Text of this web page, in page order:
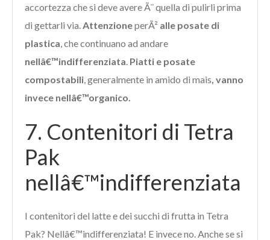
accortezza che si deve avere Ã¨ quella di pulirli prima
di gettarli via.AttenzioneperÃ² alle posate di
plastica, che continuano ad andare
nellâ€™indifferenziata. Piatti e posate
compostabili, generalmente in amido di mais, vanno
invece nellâ€™organico.
7. Contenitori di Tetra
Pak
nellâ€™indifferenziata
I contenitori del latte e dei succhi di frutta in Tetra
Pak? Nellâ€™indifferenziata! E invece no. Anche se si